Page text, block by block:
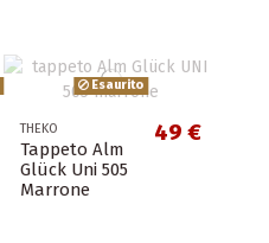
Esaurito
THEKO
Tappeto Alm
Glück Uni 505
Marrone
49 €